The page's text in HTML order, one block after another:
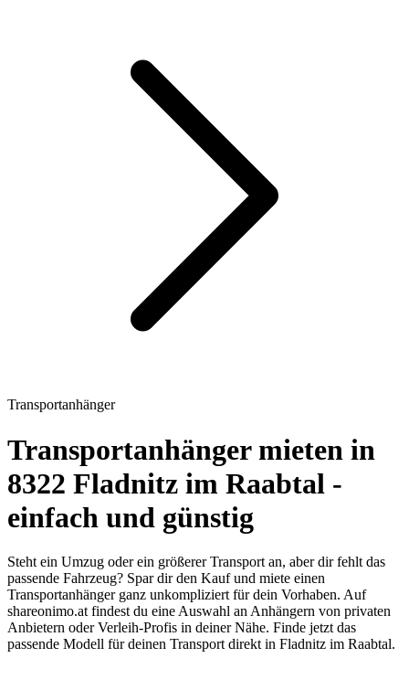
Transportanhänger
Transportanhänger mieten in
8322 Fladnitz im Raabtal -
einfach und günstig
Steht ein Umzug oder ein größerer Transport an, aber dir fehlt das
passende Fahrzeug? Spar dir den Kauf und miete einen
Transportanhänger ganz unkompliziert für dein Vorhaben. Auf
shareonimo.at findest du eine Auswahl an Anhängern von privaten
Anbietern oder Verleih-Profis in deiner Nähe. Finde jetzt das
passende Modell für deinen Transport direkt in Fladnitz im Raabtal.